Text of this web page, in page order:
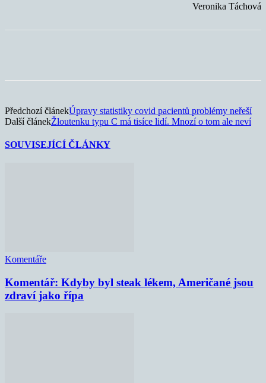
Veronika Táchová
Předchozí článekÚpravy statistiky covid pacientů problémy neřeší
Další článekŽloutenku typu C má tisíce lidí. Mnozí o tom ale neví
SOUVISEJÍCÍ ČLÁNKY
Komentáře
Komentář: Kdyby byl steak lékem, Američané jsou
zdraví jako řípa